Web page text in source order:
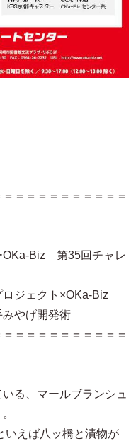
＝＝＝＝＝＝＝＝＝＝
OKa-Biz 第35回チャレ
ジェクト×OKa-Biz
やげ開発術
＝＝＝＝＝＝＝＝＝＝
る、マールブランシュ
いえば八ッ橋と漬物が